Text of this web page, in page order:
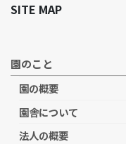
SITE MAP
園のこと
園の概要
園舎について
法人の概要